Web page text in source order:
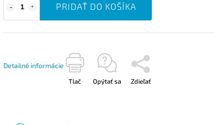
PRIDAŤ DO KOŠÍKA
Detailné informácie
Tlač Opýtať sa Zdieľať